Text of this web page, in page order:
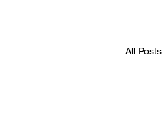
All Posts